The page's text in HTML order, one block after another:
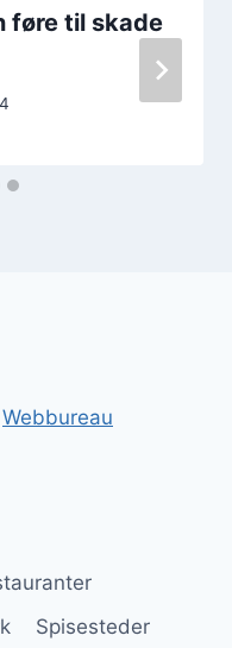
føre til skade
Webbureau
Spisesteder